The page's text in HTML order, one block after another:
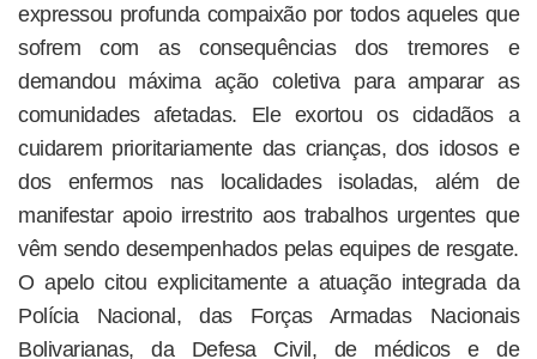
expressou profunda compaixão por todos aqueles que
sofrem com as consequências dos tremores e
demandou máxima ação coletiva para amparar as
comunidades afetadas. Ele exortou os cidadãos a
cuidarem prioritariamente das crianças, dos idosos e
dos enfermos nas localidades isoladas, além de
manifestar apoio irrestrito aos trabalhos urgentes que
vêm sendo desempenhados pelas equipes de resgate.
O apelo citou explicitamente a atuação integrada da
Polícia Nacional, das Forças Armadas Nacionais
Bolivarianas, da Defesa Civil, de médicos e de